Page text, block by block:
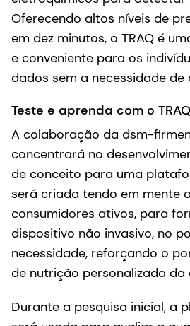
Oferecendo altos níveis de
em dez minutos, o TRAQ é
e conveniente para os
dados sem a necessidade de
Teste e aprenda com o TRAQ
A colaboração da dsm-
concentrará no
de conceito para uma
será criada tendo em mente
consumidores ativos, para
dispositivo não invasivo, no
necessidade, reforçando o
de nutrição personalizada da
Durante a pesquisa inicial, a